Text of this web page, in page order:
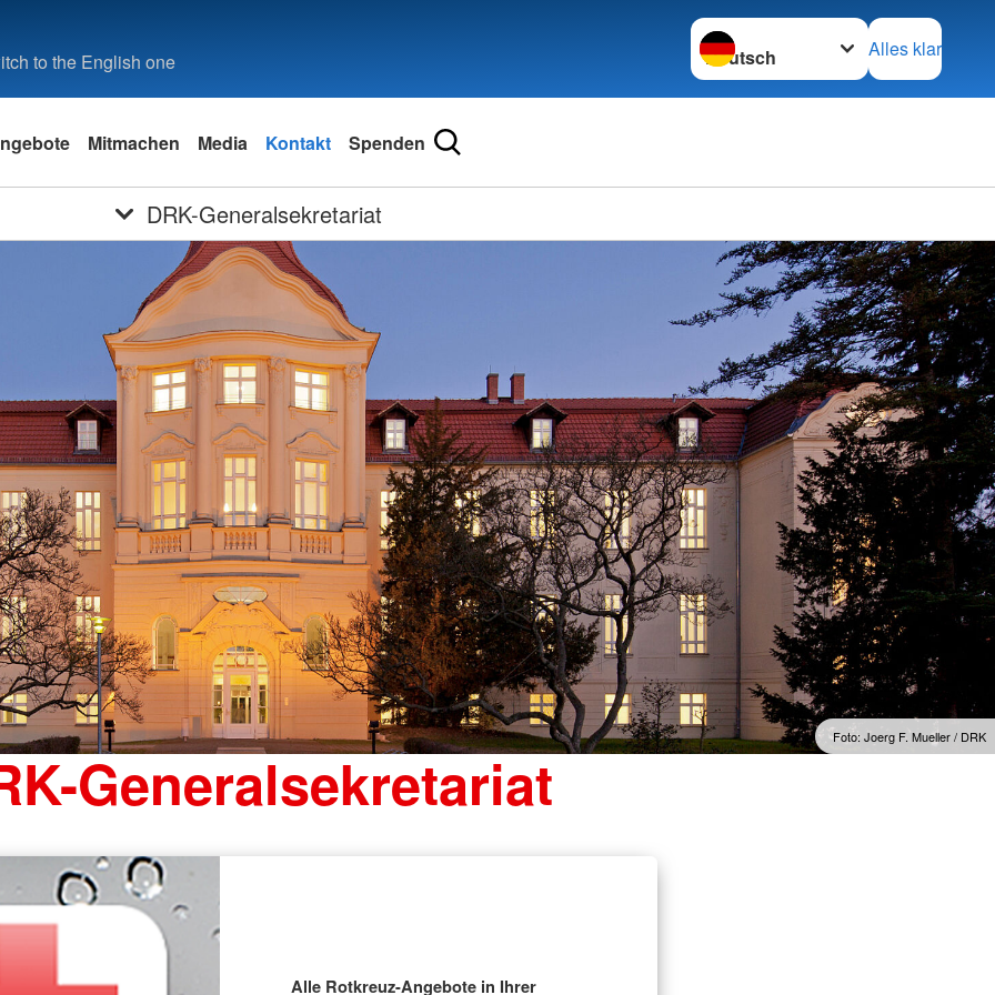
to the English one
Sprache wechseln zu
Alles klar
Mitmachen Media Kontakt Spenden
DRK-Generalsekretariat
Foto: Joerg F. Mueller / DRK
Generalsekretariat
Alle Rotkreuz-Angebote in Ihrer